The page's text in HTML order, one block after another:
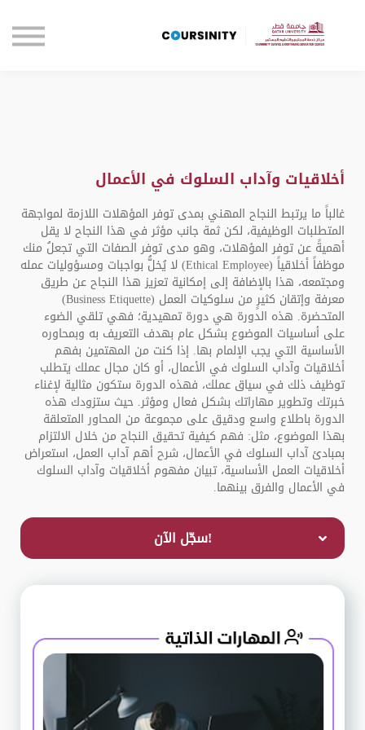
تواصل معنا
أخلاقيات وآداب السلوك في الأعمال
غالباً ما يرتبط النجاح المهني بمدى توفر المؤهلات اللازمة لمواجهة
المتطلبات الوظيفية، لكن ثمة جانب مؤثر في هذا النجاح لا يقل
أهميةً عن توفر المؤهلات، وهو مدى توفر الصفات التي تجعلُ منك
موظفاً أخلاقياً (Ethical Employee) لا يُخلُّ بواجبات ومسؤوليات عمله
ومجتمعه، هذا بالإضافة إلى إمكانية تعزيز هذا النجاح عن طريق
معرفة وإتقان كثيرٍ من سلوكيات العمل (Business Etiquette)
المتحضرة. هذه الدورة هي دورة تمهيدية؛ فهي تلقي الضوء
على أساسيات الموضوع بشكل عام بهدف التعريف به وبمحاوره
الأساسية التي يجب الإلمام بها. إذا كنت من المهتمين بفهم
أخلاقيات وآداب السلوك في الأعمال، أو كان مجال عملك يتطلب
توظيف ذلك في سياق عملك، فهذه الدورة ستكون مثالية لإغناء
خبرتك وتطوير مهاراتك بشكل فعال ومؤثر. حيث ستزودك هذه
الدورة باطلاع واسع ودقيق على مجموعة من المحاور المتعلقة
بهذا الموضوع، مثل: فهم كيفية تحقيق النجاح من خلال الالتزام
بمبادئ آداب السلوك في الأعمال، شرح أهم آداب العمل، استعراض
أخلاقيات العمل الأساسية، تبيان مفهوم أخلاقيات وآداب السلوك
في الأعمال والفرق بينهما.
!سجّل الآن